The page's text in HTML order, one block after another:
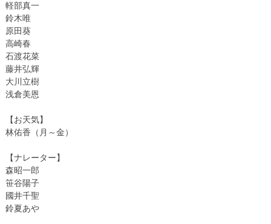
軽部真一
鈴木唯
原田葵
高崎春
石渡花菜
藤井弘輝
大川立樹
浅倉美恩
【お天気】
林佑香（月～金）
【ナレーター】
森昭一郎
笹谷陽子
國井千聖
鈴夏あや